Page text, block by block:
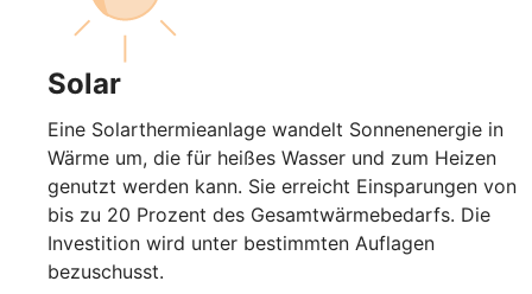
Solar
Eine Solarthermieanlage wandelt Sonnenenergie in
Wärme um, die für heißes Wasser und zum Heizen
genutzt werden kann. Sie erreicht Einsparungen von
bis zu 20 Prozent des Gesamtwärmebedarfs. Die
Investition wird unter bestimmten Auflagen
bezuschusst.